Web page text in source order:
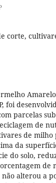
corte,
foi
parcelas
de
de milho
da
do solo,
de
alterou a